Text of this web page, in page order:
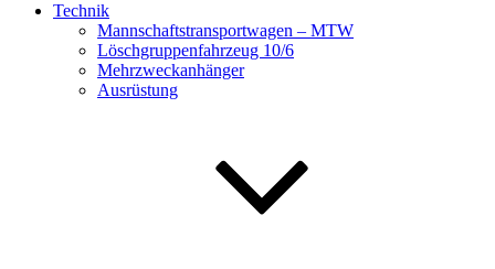
Technik
Mannschaftstransportwagen – MTW
Löschgruppenfahrzeug 10/6
Mehrzweckanhänger
Ausrüstung